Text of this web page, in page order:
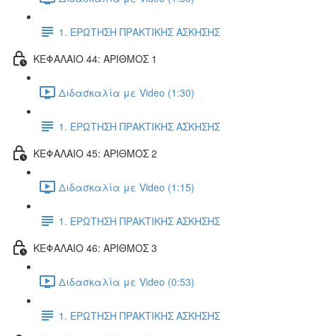
1. ΕΡΩΤΗΣΗ ΠΡΑΚΤΙΚΗΣ ΑΣΚΗΣΗΣ
ΚΕΦΑΛΑΙΟ 44: ΑΡΙΘΜΟΣ 1
Διδασκαλία με Video (1:30)
1. ΕΡΩΤΗΣΗ ΠΡΑΚΤΙΚΗΣ ΑΣΚΗΣΗΣ
ΚΕΦΑΛΑΙΟ 45: ΑΡΙΘΜΟΣ 2
Διδασκαλία με Video (1:15)
1. ΕΡΩΤΗΣΗ ΠΡΑΚΤΙΚΗΣ ΑΣΚΗΣΗΣ
ΚΕΦΑΛΑΙΟ 46: ΑΡΙΘΜΟΣ 3
Διδασκαλία με Video (0:53)
1. ΕΡΩΤΗΣΗ ΠΡΑΚΤΙΚΗΣ ΑΣΚΗΣΗΣ